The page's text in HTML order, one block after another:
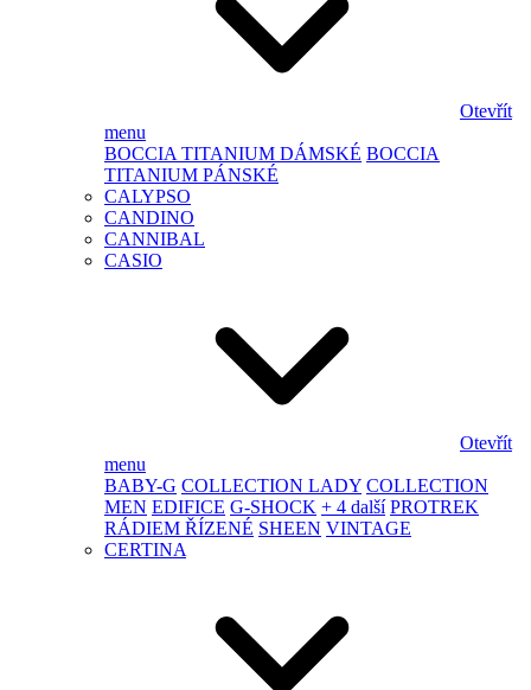
Otevřít
menu
BOCCIA TITANIUM DÁMSKÉ BOCCIA
TITANIUM PÁNSKÉ
CALYPSO
CANDINO
CANNIBAL
CASIO
Otevřít
menu
BABY-G COLLECTION LADY COLLECTION
MEN EDIFICE G-SHOCK + 4 další PROTREK
RÁDIEM ŘÍZENÉ SHEEN VINTAGE
CERTINA